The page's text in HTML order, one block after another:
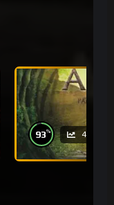
93% 4